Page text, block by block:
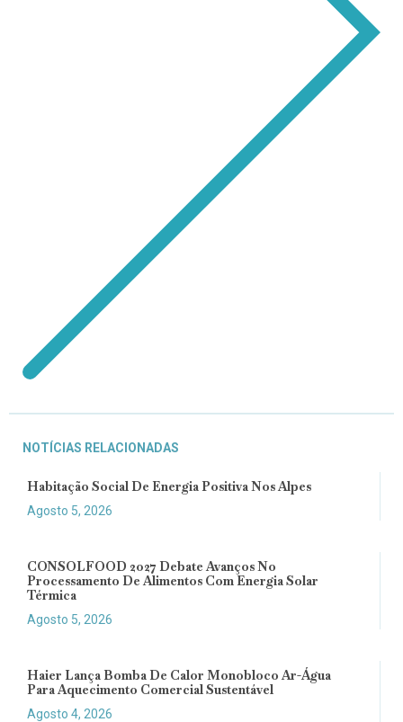
NOTÍCIAS RELACIONADAS
Habitação Social De Energia Positiva Nos Alpes
Agosto 5, 2026
CONSOLFOOD 2027 Debate Avanços No
Processamento De Alimentos Com Energia Solar
Térmica
Agosto 5, 2026
Haier Lança Bomba De Calor Monobloco Ar-Água
Para Aquecimento Comercial Sustentável
Agosto 4, 2026